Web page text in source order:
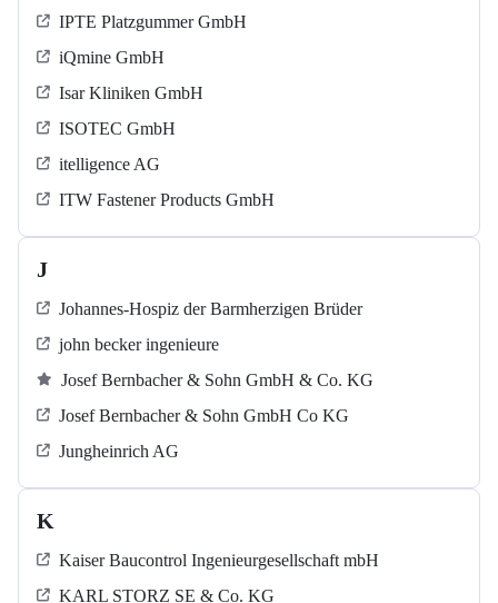
IPTE Platzgummer GmbH
iQmine GmbH
Isar Kliniken GmbH
ISOTEC GmbH
itelligence AG
ITW Fastener Products GmbH
J
Johannes-Hospiz der Barmherzigen Brüder
john becker ingenieure
Josef Bernbacher & Sohn GmbH & Co. KG
Josef Bernbacher & Sohn GmbH Co KG
Jungheinrich AG
K
Kaiser Baucontrol Ingenieurgesellschaft mbH
KARL STORZ SE & Co. KG